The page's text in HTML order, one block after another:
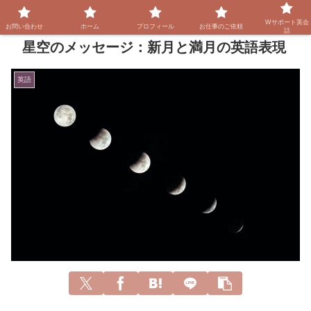
星空のメッセージ：新月と満月の英語表現
英語
お問い合わせ ホーム プロフィール お仕事のご依頼
Wサポート英会
話